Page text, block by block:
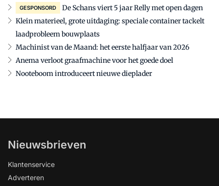
GESPONSORD
De Schans viert 5 jaar Relly met open dagen
Klein materieel, grote uitdaging: speciale container tackelt
laadprobleem bouwplaats
Machinist van de Maand: het eerste halfjaar van 2026
Anema verloot graafmachine voor het goede doel
Nooteboom introduceert nieuwe dieplader
Nieuwsbrieven
Klantenservice
Adverteren